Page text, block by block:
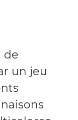
de
un jeu